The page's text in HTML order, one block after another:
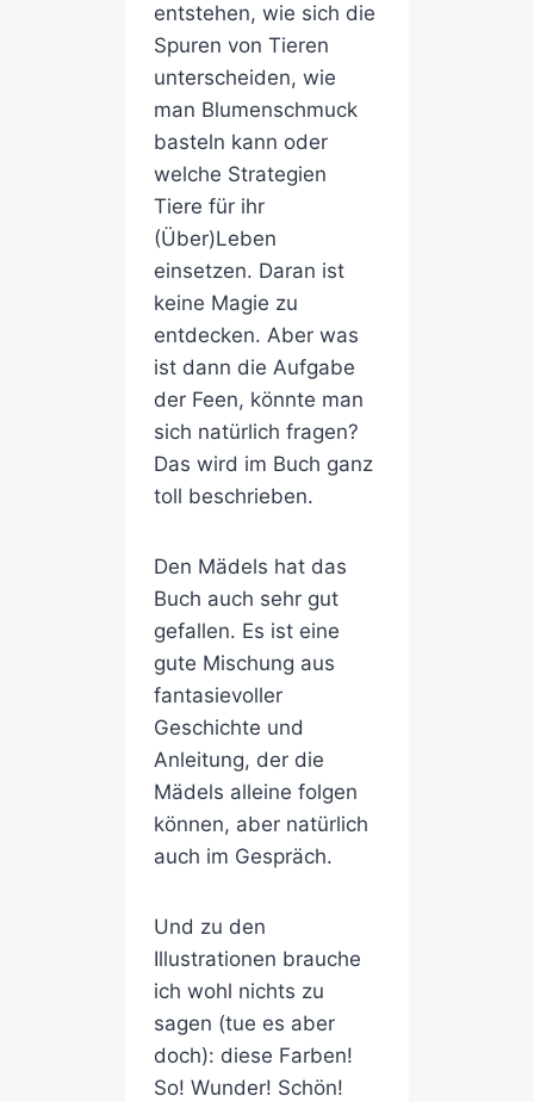
entstehen, wie sich die
Spuren von Tieren
unterscheiden, wie
man Blumenschmuck
basteln kann oder
welche Strategien
Tiere für ihr
(Über)Leben
einsetzen. Daran ist
keine Magie zu
entdecken. Aber was
ist dann die Aufgabe
der Feen, könnte man
sich natürlich fragen?
Das wird im Buch ganz
toll beschrieben.
Den Mädels hat das
Buch auch sehr gut
gefallen. Es ist eine
gute Mischung aus
fantasievoller
Geschichte und
Anleitung, der die
Mädels alleine folgen
können, aber natürlich
auch im Gespräch.
Und zu den
Illustrationen brauche
ich wohl nichts zu
sagen (tue es aber
doch): diese Farben!
So! Wunder! Schön!